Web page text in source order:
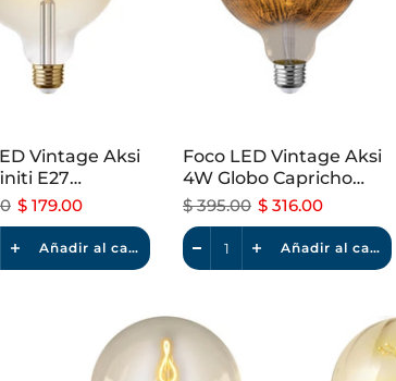
Vintage Aksi
E27
Luz Cálida
$ 179.00
Añadir al carrito
Foco LED Vintage Aksi
4W Globo Capricho
Dimeable Luz Cálida
$ 395.00 $ 316.00
Añadir al carrito